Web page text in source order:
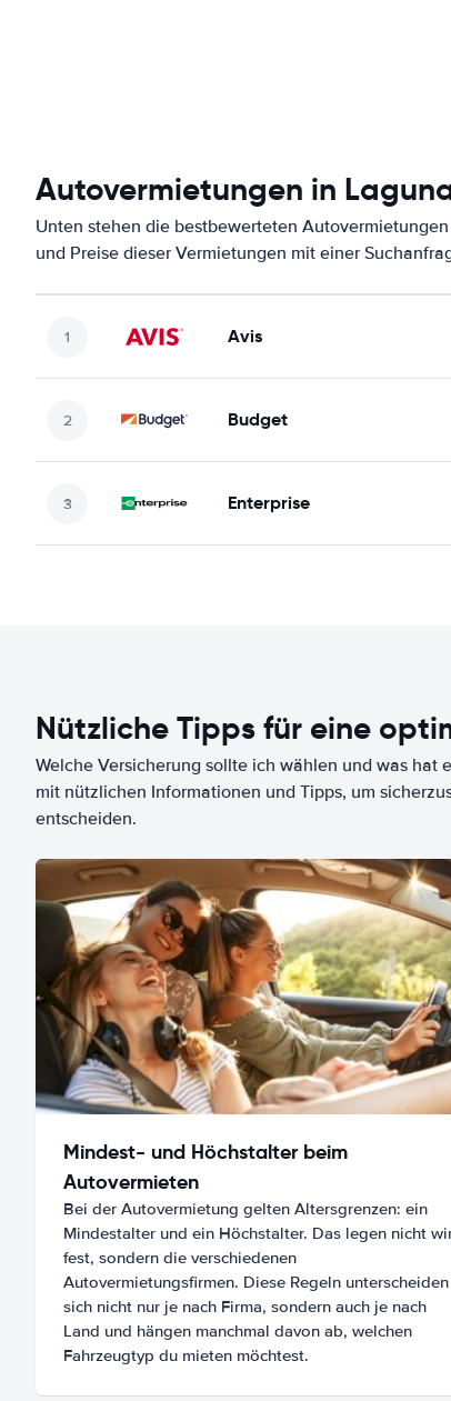
Autovermietungen in
Unten stehen die bestbewerteten
und Preise dieser Vermietungen mit einer
Avis
Budget
Enterprise
Nützliche Tipps für eine
Welche Versicherung sollte ich wählen und was hat
mit nützlichen Informationen und Tipps, um
entscheiden.
Mindest- und Höchstalter beim
Autovermieten
Bei der Autovermietung gelten Altersgrenzen: ein
Mindestalter und ein Höchstalter. Das legen nicht
fest, sondern die verschiedenen
Autovermietungsfirmen. Diese Regeln unterscheiden
sich nicht nur je nach Firma, sondern auch je nach
Land und hängen manchmal davon ab, welchen
Fahrzeugtyp du mieten möchtest.